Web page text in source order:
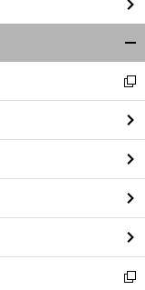
閉
る
新
し
い
ウ
ィ
ン
ド
ウ
で
開
く
新